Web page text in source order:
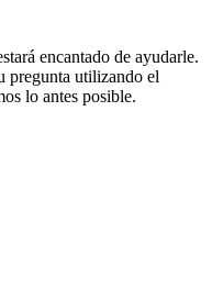
encantado de ayudarle.
pregunta utilizando el
lo antes posible.